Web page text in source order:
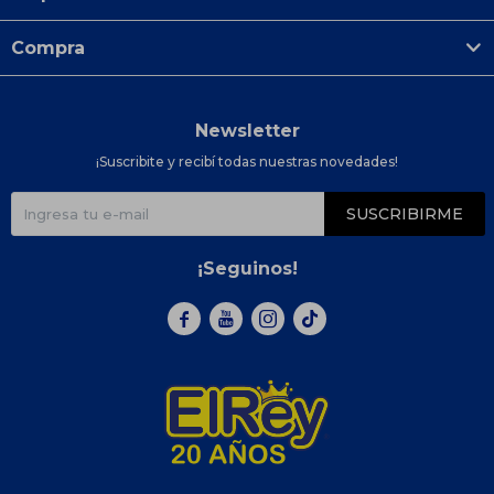
Compra
Newsletter
¡Suscribite y recibí todas nuestras novedades!
SUSCRIBIRME
¡Seguinos!
  